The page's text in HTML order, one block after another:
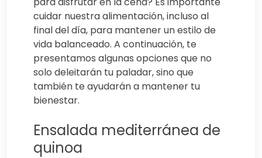
cuidar nuestra alimentación, incluso al
final del día, para mantener un estilo de
vida balanceado. A continuación, te
presentamos algunas opciones que no
solo deleitarán tu paladar, sino que
también te ayudarán a mantener tu
bienestar.
Ensalada mediterránea de
quinoa